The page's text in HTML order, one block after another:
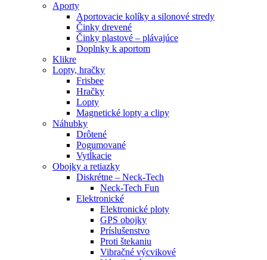
Aporty
Aportovacie kolíky a silonové stredy
Činky drevené
Činky plastové – plávajúce
Doplnky k aportom
Klikre
Lopty, hračky
Frisbee
Hračky
Lopty
Magnetické lopty a clipy
Náhubky
Drôtené
Pogumované
Vytĺkacie
Obojky a retiazky
Diskrétne – Neck-Tech
Neck-Tech Fun
Elektronické
Elektronické ploty
GPS obojky
Príslušenstvo
Proti štekaniu
Vibračné výcvikové